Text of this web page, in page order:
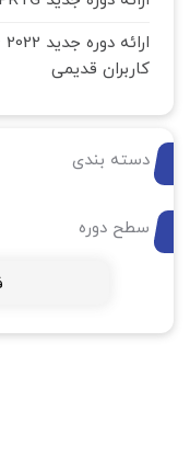
کاربران قدیمی
دسته بندی
سطح دوره